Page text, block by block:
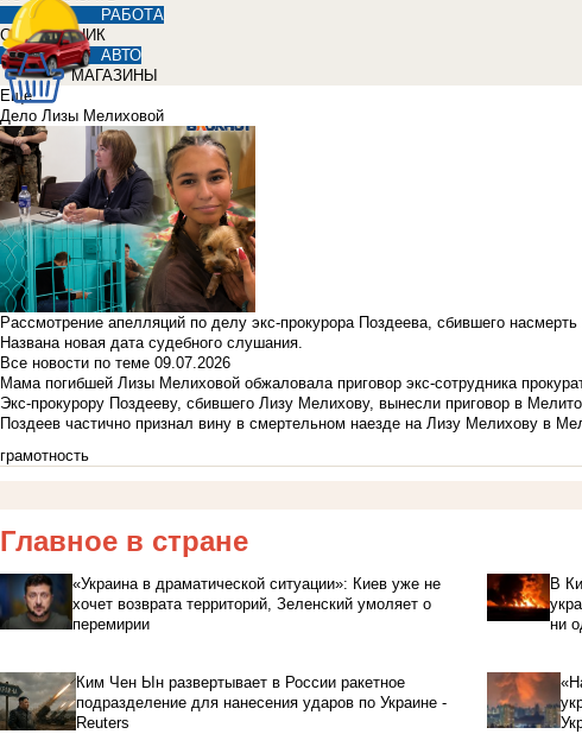
РАБОТА
СПРАВОЧНИК
АВТО
МАГАЗИНЫ
Еще
Дело Лизы Мелиховой
Рассмотрение апелляций по делу экс-прокурора Поздеева, сбившего
Названа новая дата судебного слушания.
Все новости по теме 09.07.2026
Мама погибшей Лизы Мелиховой обжаловала приговор экс-сотрудника
Экс-прокурору Поздееву, сбившего Лизу Мелихову, вынесли приговор в
Поздеев частично признал вину в смертельном наезде на Лизу Мелихову в
грамотность
Главное в стране
«Украина в драматической ситуации»: Киев уже не
хочет возврата территорий, Зеленский умоляет о
перемирии
В
ни
Ким Чен Ын развертывает в России ракетное
подразделение для нанесения ударов по Украине -
Reuters